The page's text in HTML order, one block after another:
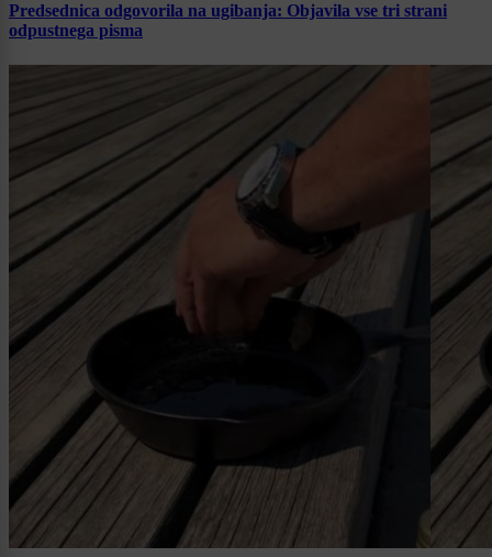
Predsednica odgovorila na ugibanja: Objavila vse tri strani
odpustnega pisma